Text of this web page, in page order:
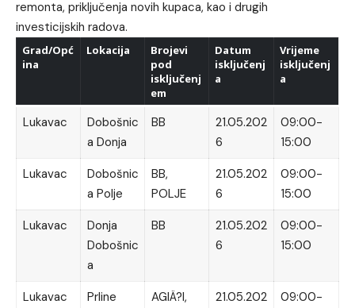
remonta, priključenja novih kupaca, kao i drugih
investicijskih radova.
Grad/Opć
ina
Lokacija
Brojevi
pod
isključenj
em
Datum
isključenj
a
Vrijeme
isključenj
a
Lukavac
Dobošnic
a Donja
BB
21.05.202
6
09:00-
15:00
Lukavac
Dobošnic
a Polje
BB,
POLJE
21.05.202
6
09:00-
15:00
Lukavac
Donja
Dobošnic
a
BB
21.05.202
6
09:00-
15:00
Lukavac
Prline
AGIÄ?I,
21.05.202
09:00-